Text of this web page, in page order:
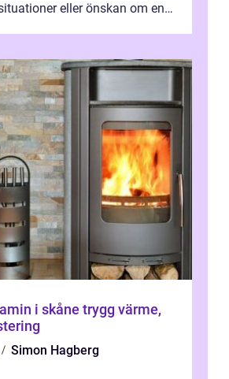
eller önskan om en
trygg värme,
Simon Hagberg